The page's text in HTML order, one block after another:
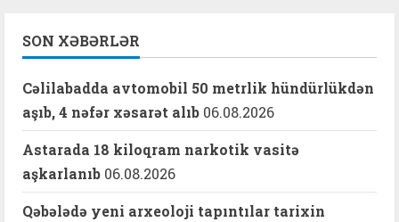
SON XƏBƏRLƏR
Cəlilabadda avtomobil 50 metrlik hündürlükdən
aşıb, 4 nəfər xəsarət alıb 06.08.2026
Astarada 18 kiloqram narkotik vasitə
aşkarlanıb 06.08.2026
Qəbələdə yeni arxeoloji tapıntılar tarixin